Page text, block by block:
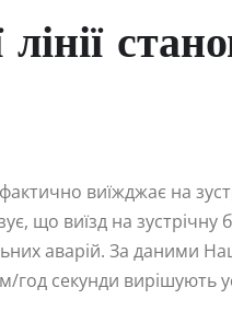
виїжджає на
що виїзд на зустрічну
аварій. За даними
год секунди вирішують